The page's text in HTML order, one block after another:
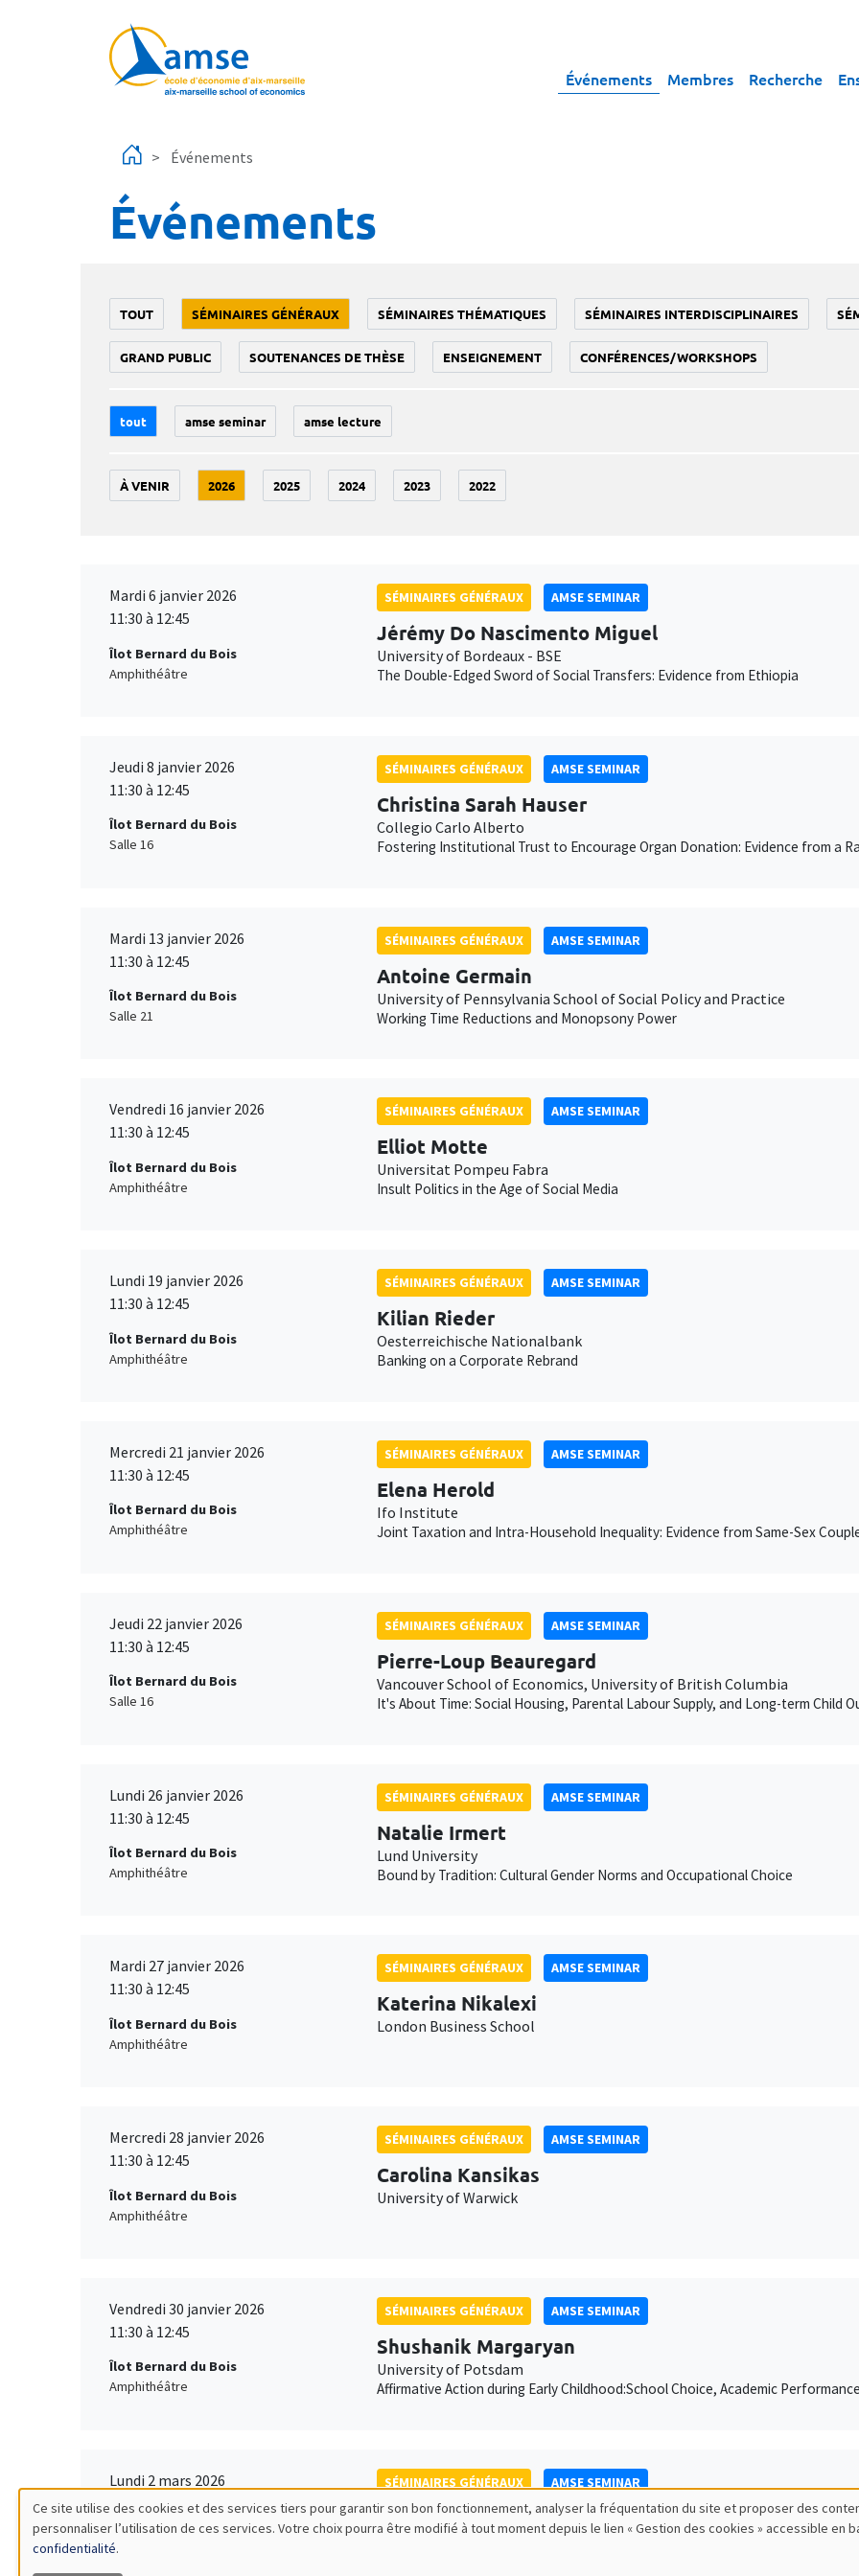
Événements Membres Recherche
Événements
Événements
TOUT SÉMINAIRES GÉNÉRAUX SÉMINAIRES THÉMATIQUES SÉMINAIRES INTERDISCIPLINAIRES
GRAND PUBLIC SOUTENANCES DE THÈSE ENSEIGNEMENT CONFÉRENCES/WORKSHOPS
tout amse seminar amse lecture
À VENIR 2026 2025 2024 2023 2022
Mardi 6 janvier 2026
11:30 à 12:45
Îlot Bernard du Bois
Amphithéâtre
SÉMINAIRES GÉNÉRAUX AMSE SEMINAR
Jérémy Do Nascimento Miguel
University of Bordeaux - BSE
The Double-Edged Sword of Social Transfers: Evidence from Ethiopia
Jeudi 8 janvier 2026
11:30 à 12:45
Îlot Bernard du Bois
Salle 16
SÉMINAIRES GÉNÉRAUX AMSE SEMINAR
Christina Sarah Hauser
Collegio Carlo Alberto
Fostering Institutional Trust to Encourage Organ Donation: Evidence from a
Mardi 13 janvier 2026
11:30 à 12:45
Îlot Bernard du Bois
Salle 21
SÉMINAIRES GÉNÉRAUX AMSE SEMINAR
Antoine Germain
University of Pennsylvania School of Social Policy and Practice
Working Time Reductions and Monopsony Power
Vendredi 16 janvier 2026
11:30 à 12:45
Îlot Bernard du Bois
Amphithéâtre
SÉMINAIRES GÉNÉRAUX AMSE SEMINAR
Elliot Motte
Universitat Pompeu Fabra
Insult Politics in the Age of Social Media
Lundi 19 janvier 2026
11:30 à 12:45
Îlot Bernard du Bois
Amphithéâtre
SÉMINAIRES GÉNÉRAUX AMSE SEMINAR
Kilian Rieder
Oesterreichische Nationalbank
Banking on a Corporate Rebrand
Mercredi 21 janvier 2026
11:30 à 12:45
Îlot Bernard du Bois
Amphithéâtre
SÉMINAIRES GÉNÉRAUX AMSE SEMINAR
Elena Herold
Ifo Institute
Joint Taxation and Intra-Household Inequality: Evidence from Same-Sex
Jeudi 22 janvier 2026
11:30 à 12:45
Îlot Bernard du Bois
Salle 16
SÉMINAIRES GÉNÉRAUX AMSE SEMINAR
Pierre-Loup Beauregard
Vancouver School of Economics, University of British Columbia
It's About Time: Social Housing, Parental Labour Supply, and Long-term Child
Lundi 26 janvier 2026
11:30 à 12:45
Îlot Bernard du Bois
Amphithéâtre
SÉMINAIRES GÉNÉRAUX AMSE SEMINAR
Natalie Irmert
Lund University
Bound by Tradition: Cultural Gender Norms and Occupational Choice
Mardi 27 janvier 2026
11:30 à 12:45
Îlot Bernard du Bois
Amphithéâtre
SÉMINAIRES GÉNÉRAUX AMSE SEMINAR
Katerina Nikalexi
London Business School
Mercredi 28 janvier 2026
11:30 à 12:45
Îlot Bernard du Bois
Amphithéâtre
SÉMINAIRES GÉNÉRAUX AMSE SEMINAR
Carolina Kansikas
University of Warwick
Vendredi 30 janvier 2026
11:30 à 12:45
Îlot Bernard du Bois
Amphithéâtre
SÉMINAIRES GÉNÉRAUX AMSE SEMINAR
Shushanik Margaryan
University of Potsdam
Affirmative Action during Early Childhood:School Choice, Academic
Lundi 2 mars 2026
11:30 à 12:45
Îlot Bernard du Bois
Amphithéâtre
SÉMINAIRES GÉNÉRAUX AMSE SEMINAR
François Salanié
Utilisation
Ce site utilise des cookies et des services tiers pour garantir son bon fonctionnement, analyser la fréquentation du site et proposer des
personnaliser l’utilisation de ces services. Votre choix pourra être modifié à tout moment depuis le lien « Gestion des cookies » accessible en
confidentialité.